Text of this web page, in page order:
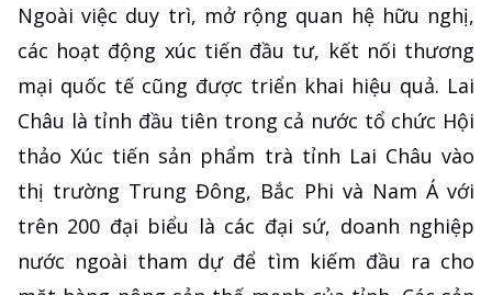
Ngoài việc duy trì, mở rộng quan hệ hữu nghị,
các hoạt động xúc tiến đầu tư, kết nối thương
mại quốc tế cũng được triển khai hiệu quả. Lai
Châu là tỉnh đầu tiên trong cả nước tổ chức Hội
thảo Xúc tiến sản phẩm trà tỉnh Lai Châu vào
thị trường Trung Đông, Bắc Phi và Nam Á với
trên 200 đại biểu là các đại sứ, doanh nghiệp
nước ngoài tham dự để tìm kiếm đầu ra cho